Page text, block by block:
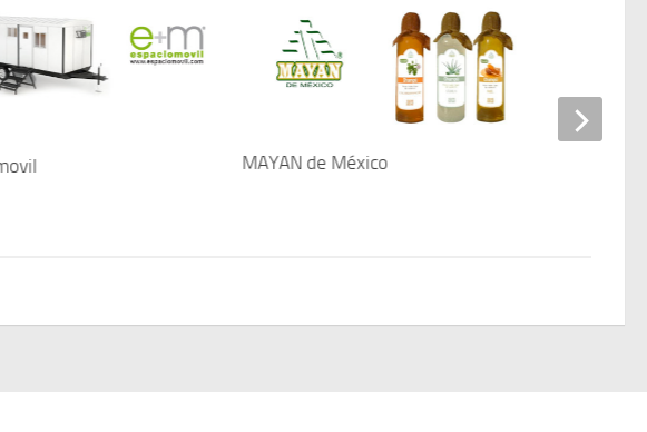
MAYAN de México